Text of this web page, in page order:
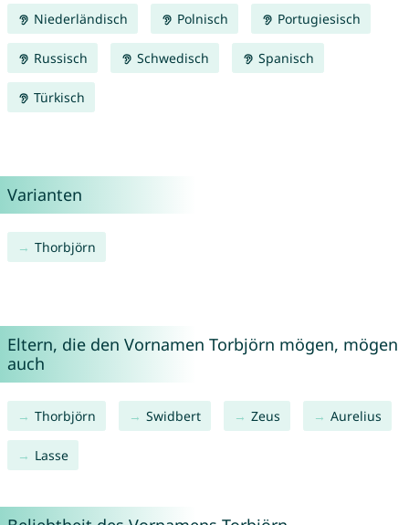
Niederländisch Polnisch Portugiesisch
Russisch Schwedisch Spanisch
Türkisch
Varianten
Thorbjörn
Eltern, die den Vornamen Torbjörn mögen, mögen
auch
Thorbjörn Swidbert Zeus Aurelius
Lasse